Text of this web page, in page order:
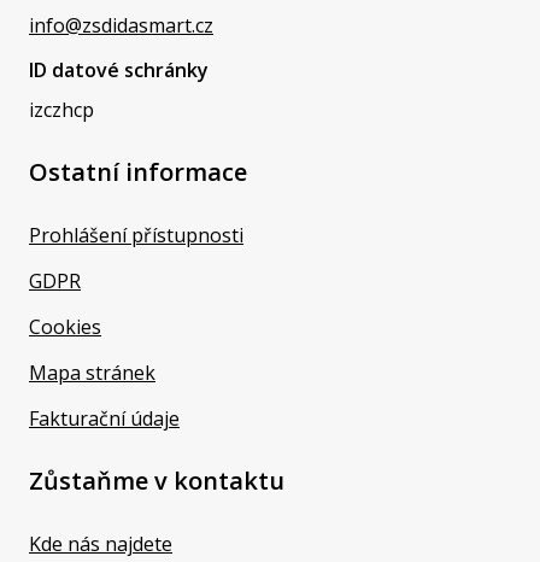
info@zsdidasmart.cz
ID datové schránky
izczhcp
Ostatní informace
Prohlášení přístupnosti
GDPR
Cookies
Mapa stránek
Fakturační údaje
Zůstaňme v kontaktu
Kde nás najdete